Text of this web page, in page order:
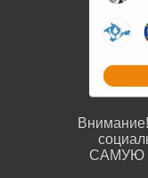
САМУЮ